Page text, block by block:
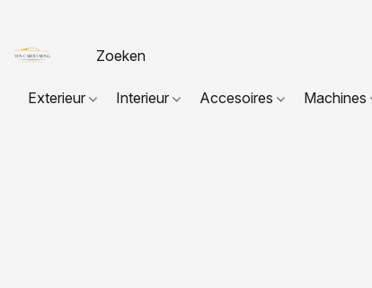
Exterieur Interieur Accesoires Machines